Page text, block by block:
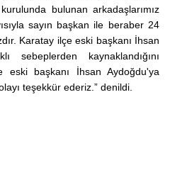
bulunan arkadaşlarımız
sayın başkan ile beraber 24
Karatay ilçe eski başkanı İhsan
sebeplerden kaynaklandığını
eski başkanı İhsan Aydoğdu'ya
teşekkür ederiz.” denildi.